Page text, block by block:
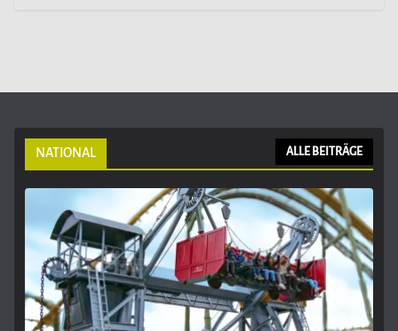
NATIONAL ALLE BEITRÄGE